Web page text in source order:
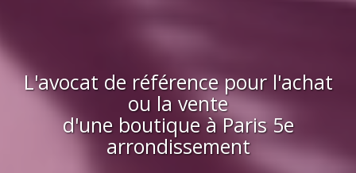
L'avocat de référence pour l'achat
ou la vente
d'une boutiqueàParis 5e
arrondissement